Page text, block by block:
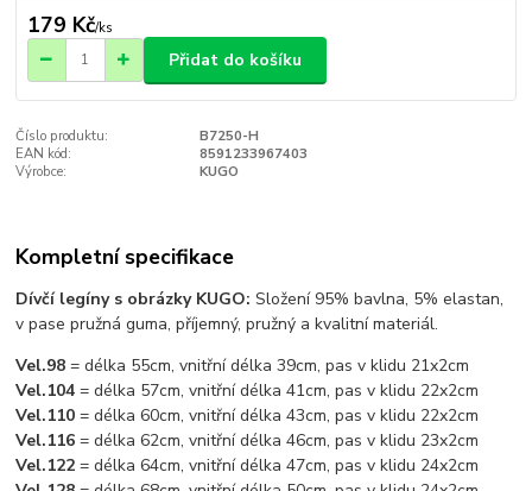
179 Kč/ks
Přidat do košíku
Číslo produktu:
B7250-H
EAN kód:
8591233967403
Výrobce:
KUGO
Kompletní specifikace
Dívčí legíny s obrázky KUGO: Složení 95% bavlna, 5% elastan,
v pase pružná guma, příjemný, pružný a kvalitní materiál.
Vel.98= délka 55cm, vnitřní délka 39cm, pas v klidu 21x2cm
Vel.104 = délka 57cm, vnitřní délka 41cm, pas v klidu 22x2cm
Vel.110 = délka 60cm, vnitřní délka 43cm, pas v klidu 22x2cm
Vel.116 = délka 62cm, vnitřní délka 46cm, pas v klidu 23x2cm
Vel.122= délka 64cm, vnitřní délka 47cm, pas v klidu 24x2cm